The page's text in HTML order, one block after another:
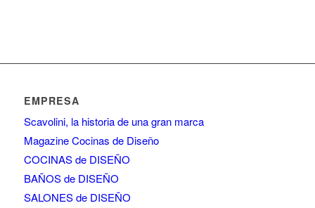
EMPRESA
Scavolini, la historia de una gran marca
Magazine Cocinas de Diseño
COCINAS de DISEÑO
BAÑOS de DISEÑO
SALONES de DISEÑO